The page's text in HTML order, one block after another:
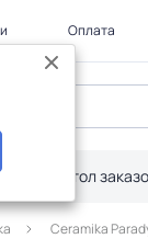
Оплата
Стол
Ceramika